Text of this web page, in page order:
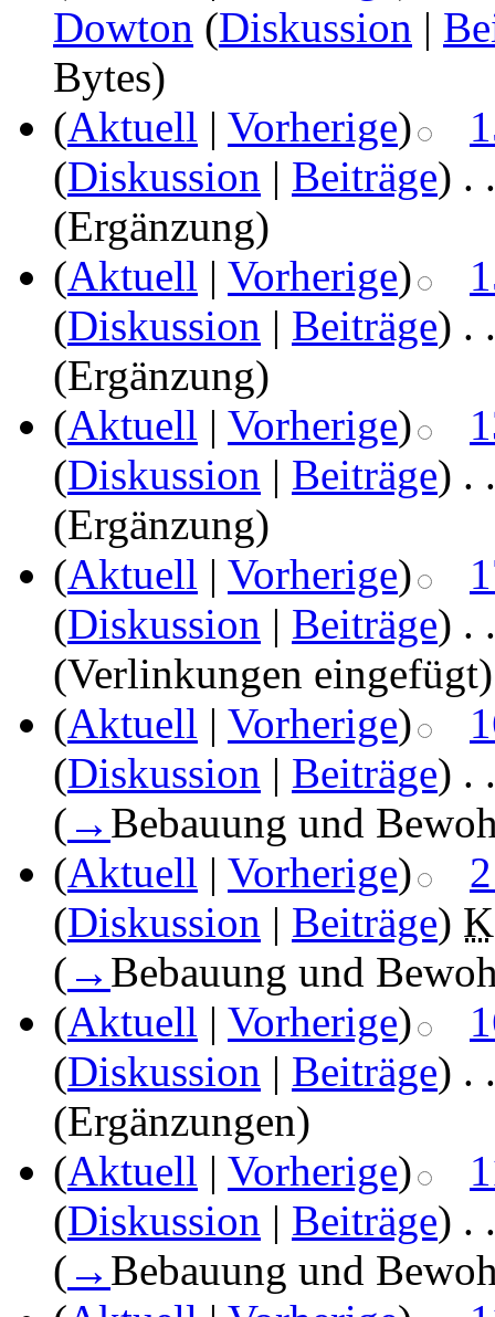
Dowton (Diskussion |
Bytes)
(Aktuell | Vorherige)
(Diskussion | Beiträge) . .
(Ergänzung)
(Aktuell | Vorherige)
(Diskussion | Beiträge) . .
(Ergänzung)
(Aktuell | Vorherige)
(Diskussion | Beiträge) . .
(Ergänzung)
(Aktuell | Vorherige)
(Diskussion | Beiträge) . .
(Verlinkungen eingefügt)
(Aktuell | Vorherige)
(Diskussion | Beiträge) . .
( → Bebauung und
(Aktuell | Vorherige)
(Diskussion | Beiträge) K
( → Bebauung und
(Aktuell | Vorherige)
(Diskussion | Beiträge) . .
(Ergänzungen)
(Aktuell | Vorherige)
(Diskussion | Beiträge) . .
( → Bebauung und